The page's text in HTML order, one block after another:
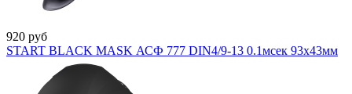
920 руб
START BLACK MASK АСФ 777 DIN4/9-13 0.1мсек 93х43мм